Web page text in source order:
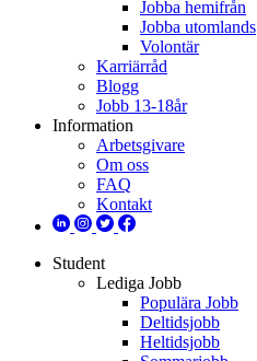
Jobba hemifrån
Jobba utomlands
Volontär
Karriärråd
Blogg
Jobb 13-18år
Information
Arbetsgivare
Om oss
FAQ
Kontakt
Student
Lediga Jobb
Populära Jobb
Deltidsjobb
Heltidsjobb